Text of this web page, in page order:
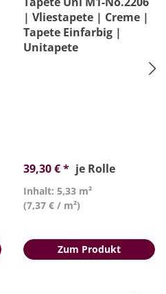
| Vliestapete | Creme |
Tapete Einfarbig |
Unitapete
39,30 € * je Rolle
Inhalt: 5,33 m²
(7,37 € / m²)
Zum Produkt